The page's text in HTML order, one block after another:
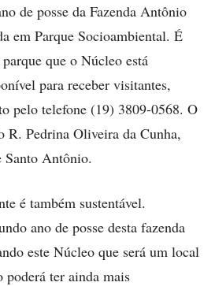
de posse da Fazenda Antônio
em Parque Socioambiental. É
que o Núcleo está
para receber visitantes,
pelo telefone (19) 3809-0568. O
R. Pedrina Oliveira da Cunha,
Santo Antônio.
é também sustentável.
ano de posse desta fazenda
este Núcleo que será um local
poderá ter ainda mais